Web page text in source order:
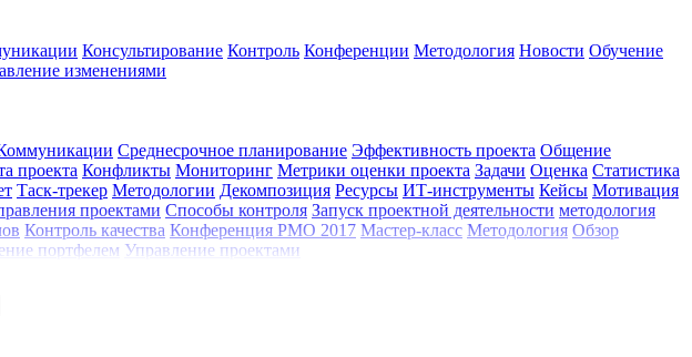
Консультирование Контроль Конференции Методология Новости Обучение
изменениями
Среднесрочное планирование Эффективность проекта Общение
проекта Конфликты Мониторинг Метрики оценки проекта Задачи Оценка Статистика
Таск-трекер Методологии Декомпозиция Ресурсы ИТ-инструменты Кейсы Мотивация
проектами Способы контроля Запуск проектной деятельности методология
Контроль качества Конференция РМО 2017 Мастер-класс Методология Обзор
портфелем Управление проектами